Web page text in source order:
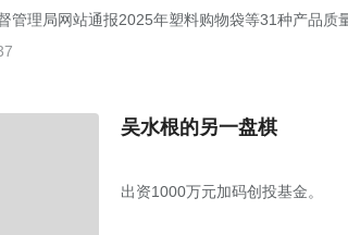
管理局网站通报2025年塑料购物袋等31种产品质
吴水根的另一盘棋
出资1000万元加码创投基金。